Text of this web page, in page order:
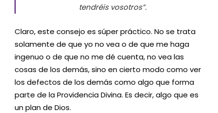
tendréis vosotros”.
Claro, este consejo es súper práctico. No se trata
solamente de que yo no vea o de que me haga
ingenuo o de que no me dé cuenta, no vea las
cosas de los demás, sino en cierto modo como ver
los defectos de los demás como algo que forma
parte de la Providencia Divina. Es decir, algo que es
un plan de Dios.